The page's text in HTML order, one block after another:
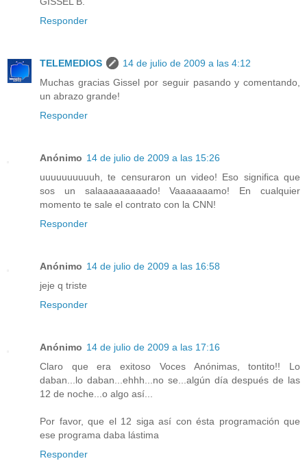
Responder
TELEMEDIOS
14 de julio de 2009 a las 4:12
Muchas gracias Gissel por seguir pasando y comentando,
un abrazo grande!
Responder
Anónimo 14 de julio de 2009 a las 15:26
uuuuuuuuuuh, te censuraron un video! Eso significa que
sos un salaaaaaaaaado! Vaaaaaaamo! En cualquier
momento te sale el contrato con la CNN!
Responder
Anónimo 14 de julio de 2009 a las 16:58
jeje q triste
Responder
Anónimo 14 de julio de 2009 a las 17:16
Claro que era exitoso Voces Anónimas, tontito!! Lo
daban...lo daban...ehhh...no se...algún día después de las
12 de noche...o algo así...
Por favor, que el 12 siga así con ésta programación que
ese programa daba lástima
Responder